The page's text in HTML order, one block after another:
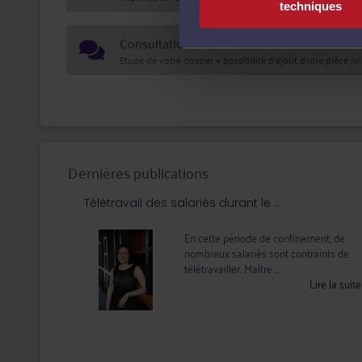
techniques
Consultation écrite
Etude de votre dossier + possibilité d'ajout d'une pièce
Dernières publications
Télétravail des salariés durant le ...
En cette période de confinement, de
nombreux salariés sont contraints de
télétravailler. Maître ...
Lire la suite